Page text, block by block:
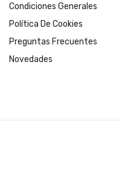
Condiciones Generales
Política De Cookies
Preguntas Frecuentes
Novedades